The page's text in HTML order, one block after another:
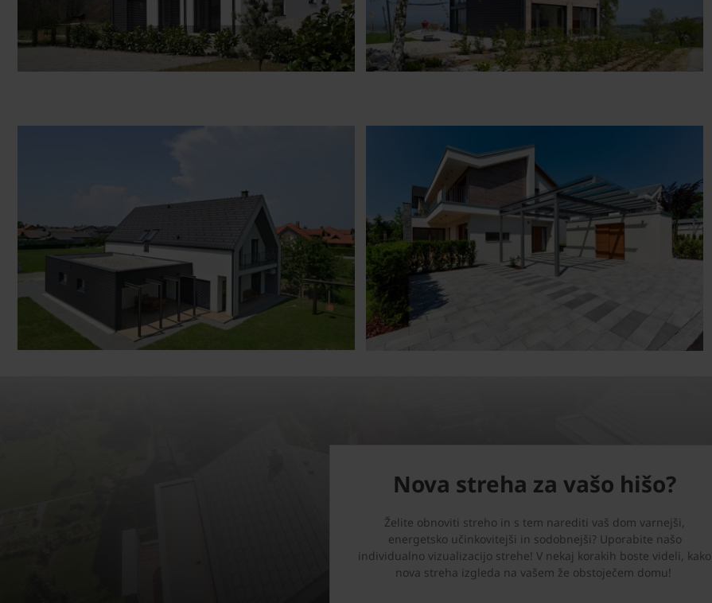
Nova streha za vašo hišo?
Želite obnoviti streho in s tem narediti vaš dom varnejši,
energetsko učinkovitejši in sodobnejši? Uporabite našo
individualno vizualizacijo strehe! V nekaj korakih boste videli, kako
nova streha izgleda na vašem že obstoječem domu!